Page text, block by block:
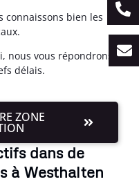
connaissons bien les
nous vous répondrons
délais.
ZONE
dans de
à Westhalten